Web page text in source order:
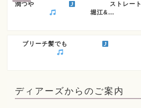
潤つや
ストレート
堀江&...
ブリーチ髪でも
ディアーズからのご案内